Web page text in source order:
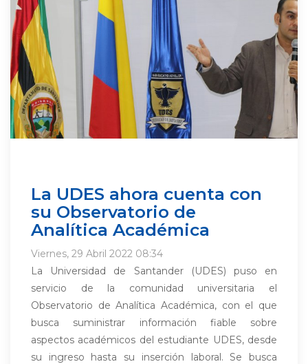
La UDES ahora cuenta con
su Observatorio de
Analítica Académica
Viernes, 29 Abril 2022 08:34
La Universidad de Santander (UDES) puso en
servicio de la comunidad universitaria el
Observatorio de Analítica Académica, con el que
busca suministrar información fiable sobre
aspectos académicos del estudiante UDES, desde
su ingreso hasta su inserción laboral. Se busca